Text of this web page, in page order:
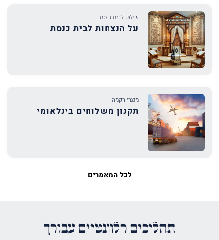
שילוט לבית כנסת
על הנצחות לבית כנסת
מוצרי רקמה
תקנון משלוחים בינלאומי
לכל המאמרים
תהליכים רלוונטיים עבורך